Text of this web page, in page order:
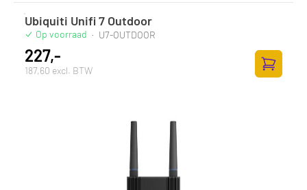
Ubiquiti Unifi 7 Outdoor
Op voorraad · U7-OUTDOOR
227,-
187,60 excl. BTW